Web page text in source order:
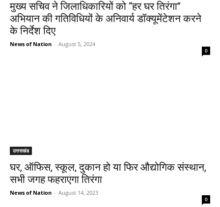
मुख्य सचिव ने जिलाधिकारियों को ‘‘हर घर तिरंगा’’
अभियान की गतिविधियों के अनिवार्य डॉक्यूमेंटेशन करने
के निर्देश दिए
News of Nation - August 5, 2024
0
उत्तराखंड
घर, ऑफिस, स्कूल, दुकान हो या फिर औद्योगिक संस्थान,
सभी जगह फहराएगा तिरंगा
News of Nation - August 14, 2023
0